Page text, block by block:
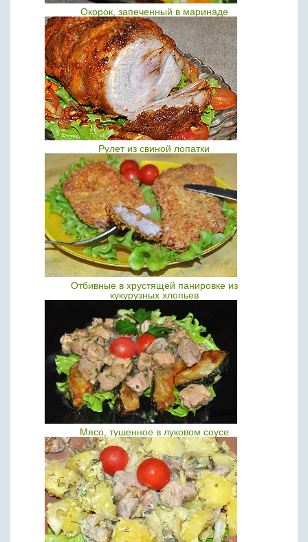
Окорок, запеченный в маринаде
Рулет из свиной лопатки
Отбивные в хрустящей панировке из
кукурузных хлопьев
Мясо, тушенное в луковом соусе